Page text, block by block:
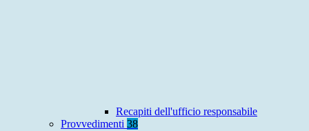
Recapiti dell'ufficio responsabile
Provvedimenti 38